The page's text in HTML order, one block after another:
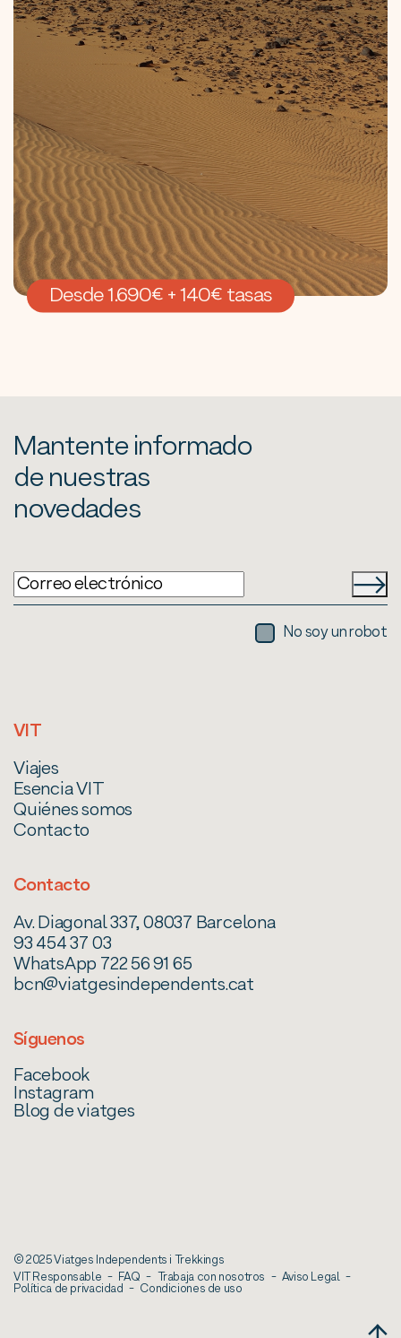
Desde 1.690€ + 140€ tasas
Mantente informado
de nuestras
novedades
No soy un robot
VIT
Viajes
Esencia VIT
Quiénes somos
Contacto
Contacto
Av. Diagonal 337, 08037 Barcelona
93 454 37 03
WhatsApp 722 56 91 65
bcn@viatgesindependents.cat
Síguenos
Facebook
Instagram
Blog de viatges
© 2025 Viatges Independents i Trekkings
VIT Responsable
FAQ Trabaja con nosotros Aviso Legal
Política de privacidad Condiciones de uso